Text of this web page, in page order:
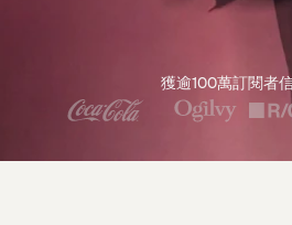
獲逾100萬訂閱者